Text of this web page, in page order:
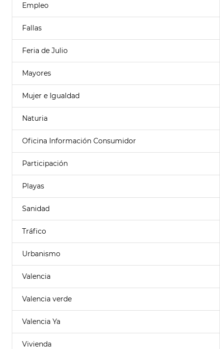
Empleo
Fallas
Feria de Julio
Mayores
Mujer e Igualdad
Naturia
Oficina Información Consumidor
Participación
Playas
Sanidad
Tráfico
Urbanismo
Valencia
Valencia verde
Valencia Ya
Vivienda